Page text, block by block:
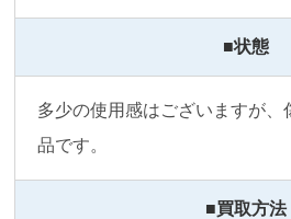
■状態
多少の使用感はございますが、
品です。
■買取方法